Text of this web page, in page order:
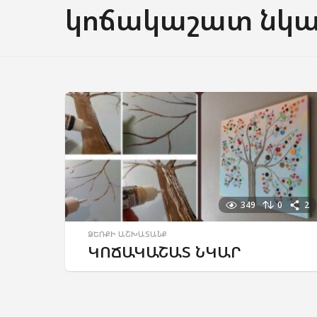
կոճակաշատ
349 0 2
ՁԵՌՔԻ ԱՇԽԱՏԱՆՔ
ԿՈՃԱԿԱՇԱՏ ՆԿԱՐ